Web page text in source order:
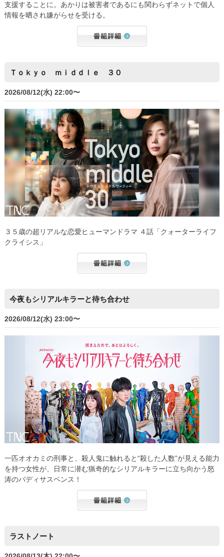
支援することに。あかりは被害者であるにも関わらずネットで個人
情報を晒され嫌がらせを受ける。
Ｔｏｋｙｏ ｍｉｄｄｌｅ ３０
2026/08/12(水) 22:00〜
３５歳の超リアルな恋愛ヒューマンドラマ ４話「クォーターライフ
クライシス」
今夜もシリアルキラーと待ち合わせ
2026/08/12(水) 23:00〜
一匹オオカミの刑事と、殺人鬼に触れると“殺した人数”が見える能力
を持つ女性が、日常に潜む猟奇的なシリアルキラーに立ち向かう怒
涛のバディサスペンス！
ラストノート